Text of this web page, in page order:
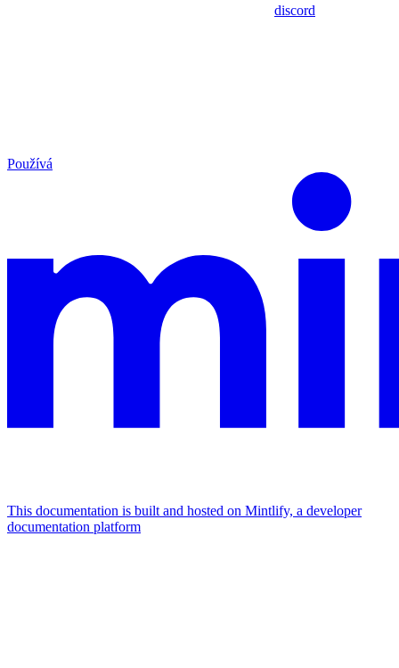
discord
Používá
This documentation is built and hosted on Mintlify, a developer
documentation platform